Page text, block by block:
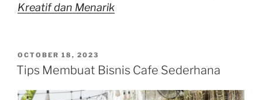
Kreatif dan Menarik
POSTED
ON
OCTOBER 18, 2023
Tips Membuat Bisnis Cafe Sederhana